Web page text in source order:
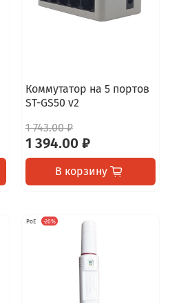
Коммутатор на 5 портов
ST-GS50 v2
1 743.00 ₽
1 394.00 ₽
В корзину
PoE -20%